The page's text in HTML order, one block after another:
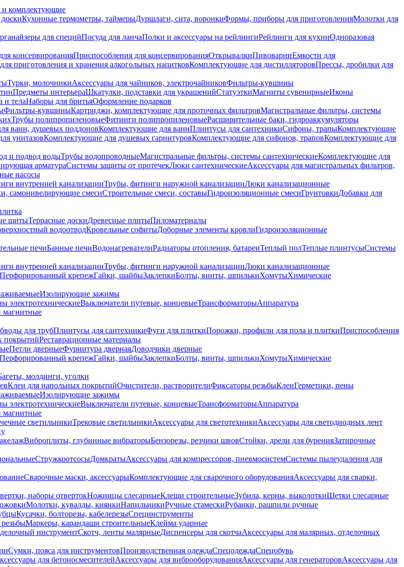
комплектующие
Кухонные термометры, таймерыДуршлаги, сита, воронкиФормы, приборы для приготовленияМолотки для
для специйПосуда для ланчаПолки и аксессуары на рейлингиРейлинги для кухниОдноразовая
консервированияПриспособления для консервированияОткрывалкиПивоварниЕмкости для
приготовления и хранения алкогольных напитковКомплектующие для дистилляторовПрессы, дробилки для
Турки, молочникиАксессуары для чайников, электрочайниковФильтры-кувшины
Предметы интерьераШкатулки, подставки для украшенийСтатуэткиМагниты сувенирныеИконы
и телаНаборы для бритьяОформление подарков
Фильтры-кувшиныКартриджи, комплектующие для проточных фильтровМагистральные фильтры, системы
Трубы полипропиленовыеФитинги полипропиленовыеРасширительные баки, гидроаккумуляторы
ванн, душевых поддоновКомплектующие для ваннПлинтусы для сантехникиСифоны, трапыКомплектующие
унитазовКомплектующие для душевых гарнитуровКомплектующие для сифонов, траповКомплектующие для
и подвод водыТрубы водопроводныеМагистральные фильтры, системы сантехническиеКомплектующие для
арматураСистемы защиты от протечекЛюки сантехническиеАксессуары для магистральных фильтров,
насосы
внутренней канализацииТрубы, фитинги наружной канализацииЛюки канализационные
самонивелирующие смесиСтроительные смеси, составыГидроизоляционные смесиГрунтовкиДобавки для
щитыТеррасные доскиДревесные плитыПиломатериалы
водоотводКровельные софитыДоборные элементы кровлиГидроизоляционные
печиБанные печиВодонагревателиРадиаторы отопления, батареиТеплый полТеплые плинтусыСистемы
внутренней канализацииТрубы, фитинги наружной канализацииЛюки канализационные
Перфорированный крепежГайки, шайбыЗаклепкиБолты, винты, шпилькиХомутыХимические
Изолирующие зажимы
электротехническиеВыключатели путевые, концевыеТрансформаторыАппаратура
магнитные
для трубПлинтусы для сантехникиФуги для плиткиПорожки, профили для пола и плиткиПриспособления
покрытийРеставрационные материалы
Петли дверныеФурнитура двернаяДоводчики дверные
Перфорированный крепежГайки, шайбыЗаклепкиБолты, винты, шпилькиХомутыХимические
молдинги, уголки
Клеи для напольных покрытийОчистители, растворителиФиксаторы резьбыКлеиГерметики, пены
Изолирующие зажимы
электротехническиеВыключатели путевые, концевыеТрансформаторыАппаратура
магнитные
светильникиТрековые светильникиАксессуары для светотехникиАксессуары для светодиодных лент
Виброплиты, глубинные вибраторыБензорезы, резчики швовСтойки, дрели для буренияЗатирочные
СтружкоотсосыДомкратыАксессуары для компрессоров, пневмосистемСистемы пылеудаления для
Сварочные маски, аксессуарыКомплектующие для сварочного оборудованияАксессуары для сварки,
наборы отвертокНожницы слесарныеКлещи строительныеЗубила, керны, выколоткиЩетки слесарные
Молотки, кувалды, киянкиНапильникиРучные стамескиРубанки, рашпили ручные
Кусачки, болторезы, кабелерезыСпецинструменты
Маркеры, карандаши строительныеКлейма ударные
инструментСкотч, ленты малярныеДиспенсеры для скотчаАксессуары для малярных, отделочных
Сумки, пояса для инструментовПроизводственная одеждаСпецодеждаСпецобувь
для бетоносмесителейАксессуары для виброоборудованияАксессуары для генераторовАксессуары для